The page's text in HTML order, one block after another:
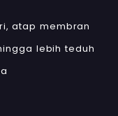
atap membran
lebih teduh